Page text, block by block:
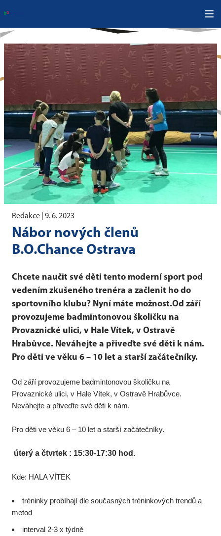
Redakce | 9. 6. 2023
Nábor nových členů
B.O.Chance Ostrava
Chcete naučit své děti tento moderní sport pod
vedením zkušeného trenéra a začlenit ho do
sportovního klubu? Nyní máte možnost.Od září
provozujeme badmintonovou školičku na
Provaznické ulici, v Hale Vítek, v Ostravě
Hrabůvce. Neváhejte a přiveďte své děti k nám.
Pro děti ve věku 6 – 10 let a starší začátečníky.
Od září provozujeme badmintonovou školičku na
Provaznické ulici, v Hale Vítek, v Ostravě Hrabůvce.
Neváhejte a přiveďte své děti k nám.
Pro děti ve věku 6 – 10 let a starší začátečníky.
úterý a čtvrtek : 15:30-17:30 hod.
Kde: HALA VÍTEK
tréninky probíhají dle současných tréninkových trendů a
metod
interval 2-3 x týdně